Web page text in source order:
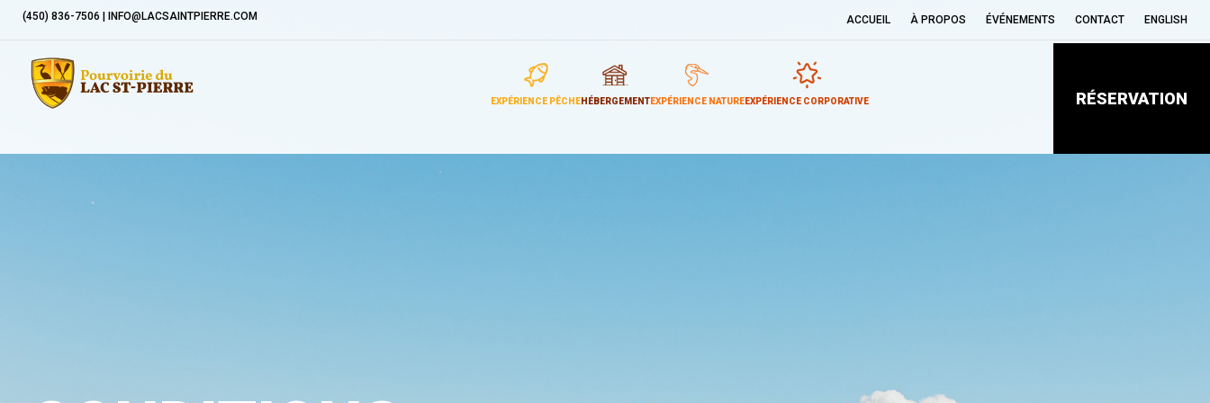
(450) 836-7506 | INFO@LACSAINTPIERRE.COM ACCUEIL À PROPOS ÉVÉNEMENTS CONTACT ENGLISH
EXPÉRIENCE PÊCHEHÉBERGEMENTEXPÉRIENCE NATUREEXPÉRIENCE CORPORATIVE RÉSERVATION